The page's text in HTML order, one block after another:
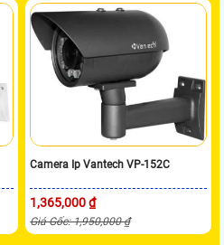
Camera Ip Vantech VP-152C
1,365,000 ₫
Giá Gốc: 1,950,000 ₫